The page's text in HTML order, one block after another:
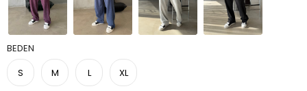
BEDEN
S
M L XL